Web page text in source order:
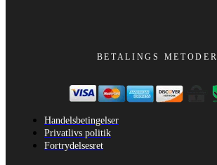
BETALINGS METODER
Handelsbetingelser
Privatlivs politik
Fortrydelsesret